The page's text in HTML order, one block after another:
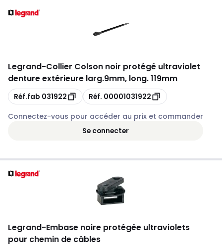
Legrand-Collier Colson noir protégé ultraviolet
denture extérieure larg.9mm, long. 119mm
Copie
Réf.fab 031922 Copie
Réf. 00001031922
Connectez-vous pour accéder au prix et commander
Se connecter
Legrand-Embase noire protégée ultraviolets
pour chemin de câbles